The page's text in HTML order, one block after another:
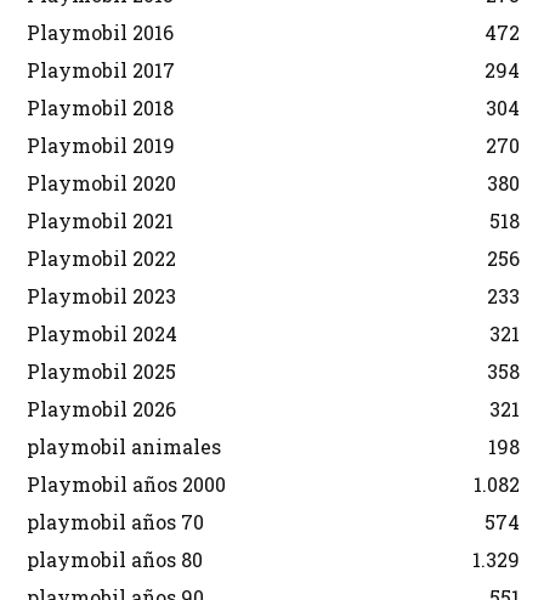
Playmobil 2016
472
Playmobil 2017
294
Playmobil 2018
304
Playmobil 2019
270
Playmobil 2020
380
Playmobil 2021
518
Playmobil 2022
256
Playmobil 2023
233
Playmobil 2024
321
Playmobil 2025
358
Playmobil 2026
321
playmobil animales
198
Playmobil años 2000
1.082
playmobil años 70
574
playmobil años 80
1.329